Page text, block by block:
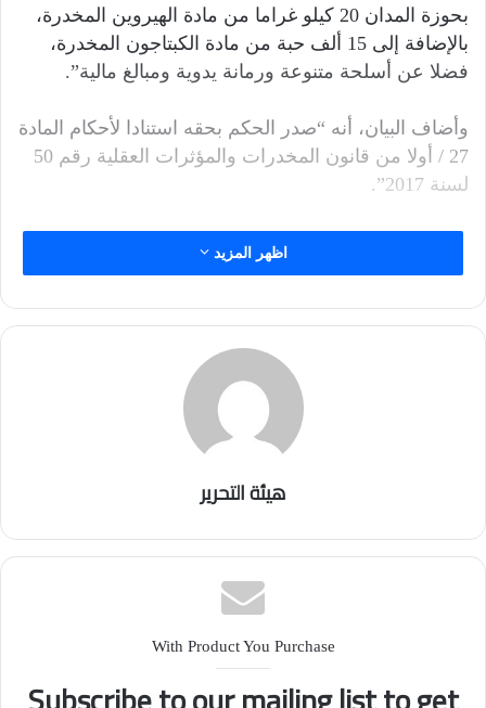
بحوزة المدان 20 كيلو غراما من مادة الهيروين المخدرة،
بالإضافة إلى 15 ألف حبة من مادة الكبتاجون المخدرة،
فضلا عن أسلحة متنوعة ورمانة يدوية ومبالغ مالية”.
وأضاف البيان، أنه “صدر الحكم بحقه استنادا لأحكام المادة
27 / أولا من قانون المخدرات والمؤثرات العقلية رقم 50
لسنة 2017”.
اظهر المزيد
هيئة التحرير
With Product You Purchase